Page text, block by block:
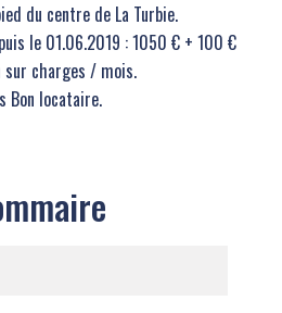
du centre de La Turbie.
le 01.06.2019 : 1050 € + 100 €
sur charges / mois.
Bon locataire.